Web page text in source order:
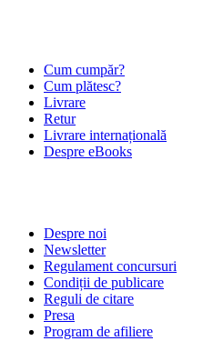
Cum cumpăr?
Cum plătesc?
Livrare
Retur
Livrare internațională
Despre eBooks
Despre noi
Newsletter
Regulament concursuri
Condiții de publicare
Reguli de citare
Presa
Program de afiliere